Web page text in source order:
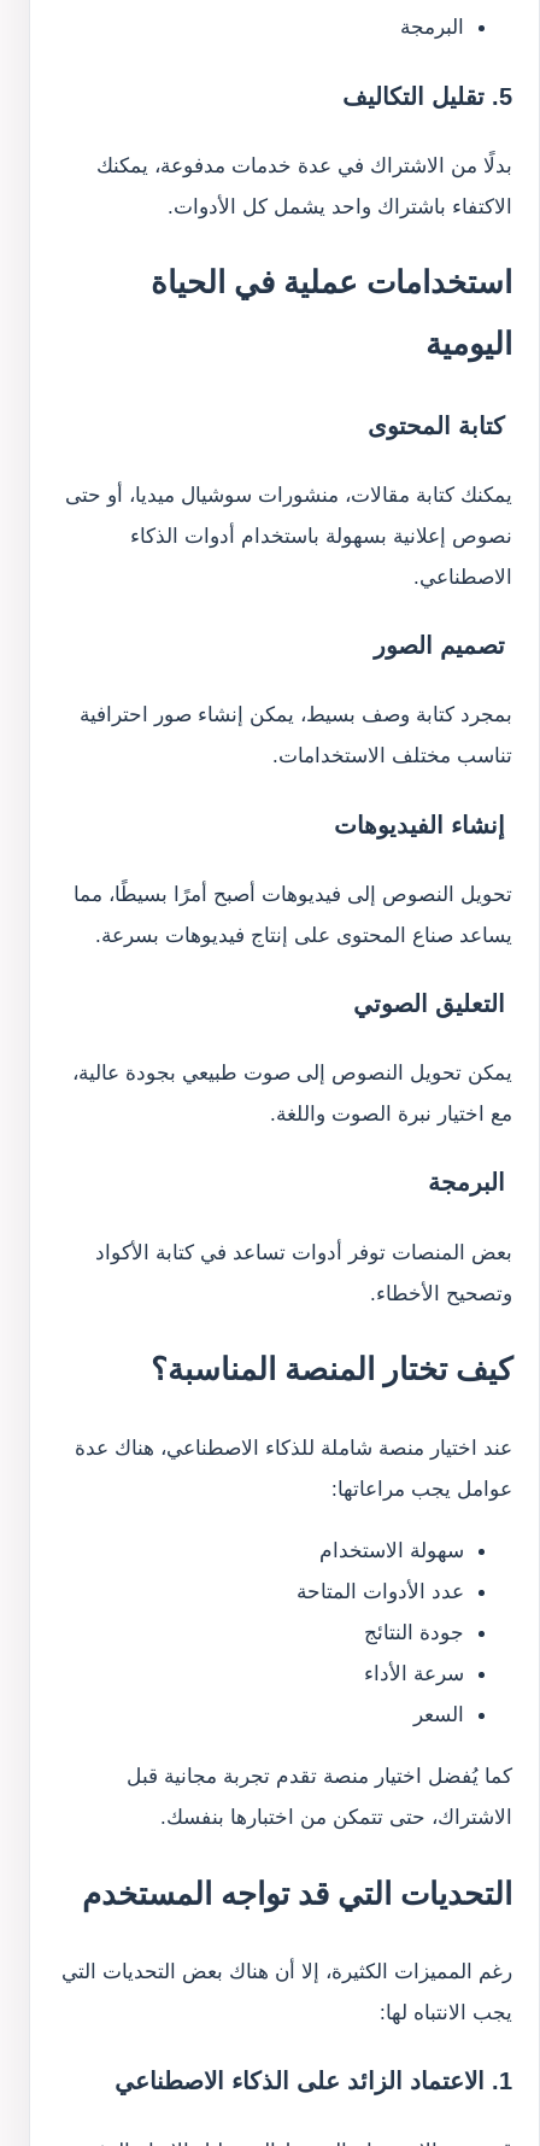
البرمجة
5. تقليل التكاليف
بدلًا من الاشتراك في عدة خدمات مدفوعة، يمكنك
الاكتفاء باشتراك واحد يشمل كل الأدوات.
استخدامات عملية في الحياة
اليومية
كتابة المحتوى
يمكنك كتابة مقالات، منشورات سوشيال ميديا، أو حتى
نصوص إعلانية بسهولة باستخدام أدوات الذكاء
الاصطناعي.
تصميم الصور
بمجرد كتابة وصف بسيط، يمكن إنشاء صور احترافية
تناسب مختلف الاستخدامات.
إنشاء الفيديوهات
تحويل النصوص إلى فيديوهات أصبح أمرًا بسيطًا، مما
يساعد صناع المحتوى على إنتاج فيديوهات بسرعة.
التعليق الصوتي
يمكن تحويل النصوص إلى صوت طبيعي بجودة عالية،
مع اختيار نبرة الصوت واللغة.
البرمجة
بعض المنصات توفر أدوات تساعد في كتابة الأكواد
وتصحيح الأخطاء.
كيف تختار المنصة المناسبة؟
عند اختيار منصة شاملة للذكاء الاصطناعي، هناك عدة
عوامل يجب مراعاتها:
سهولة الاستخدام
عدد الأدوات المتاحة
جودة النتائج
سرعة الأداء
السعر
كما يُفضل اختيار منصة تقدم تجربة مجانية قبل
الاشتراك، حتى تتمكن من اختبارها بنفسك.
التحديات التي قد تواجه المستخدم
رغم المميزات الكثيرة، إلا أن هناك بعض التحديات التي
يجب الانتباه لها:
1. الاعتماد الزائد على الذكاء الاصطناعي